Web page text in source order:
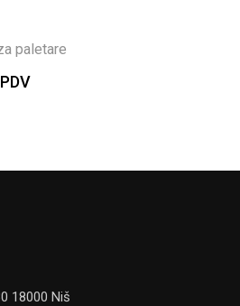
paletare
18000 Niš